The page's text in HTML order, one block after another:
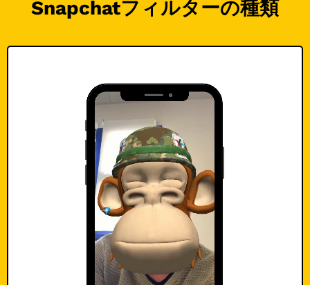
Snapchatフィルターの種類